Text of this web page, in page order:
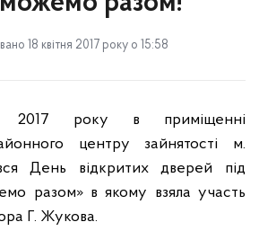
18 квітня 2017 року о 15:58
2017 року в приміщенні
центру зайнятості м.
День відкритих дверей під
разом» в якому взяла участь
Г. Жукова.